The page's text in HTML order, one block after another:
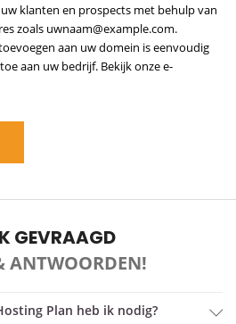
klanten en prospects met behulp van
zoals uwnaam@example.com.
aan uw domein is eenvoudig
aan uw bedrijf. Bekijk onze e-
GEVRAAGD
ANTWOORDEN!
Plan heb ik nodig?